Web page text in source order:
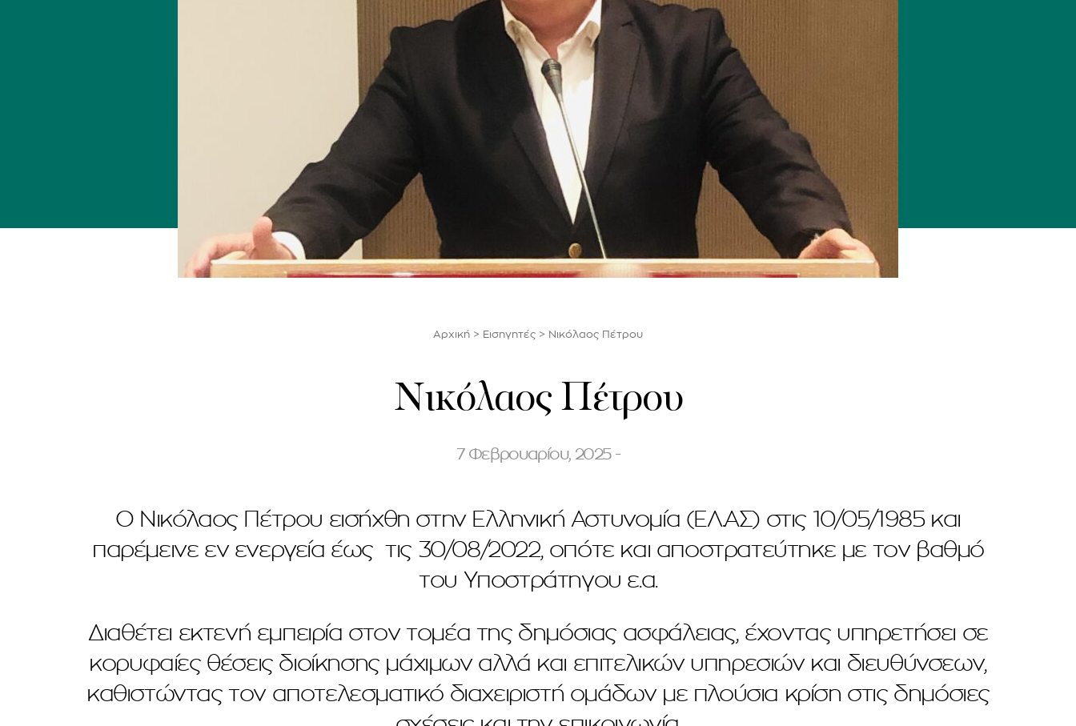
Αρχική > Εισηγητές > Νικόλαος Πέτρου
Νικόλαος Πέτρου
7 Φεβρουαρίου, 2025 -
Ο Νικόλαος Πέτρου εισήχθη στην Ελληνική Αστυνομία (ΕΛ.ΑΣ) στις 10/05/1985 και
παρέμεινε εν ενεργεία έως τις 30/08/2022, οπότε και αποστρατεύτηκε με τον βαθμό
του Υποστράτηγου ε.α.
Διαθέτει εκτενή εμπειρία στον τομέα της δημόσιας ασφάλειας, έχοντας υπηρετήσει σε
κορυφαίες θέσεις διοίκησης μάχιμων αλλά και επιτελικών υπηρεσιών και διευθύνσεων,
καθιστώντας τον αποτελεσματικό διαχειριστή ομάδων με πλούσια κρίση στις δημόσιες